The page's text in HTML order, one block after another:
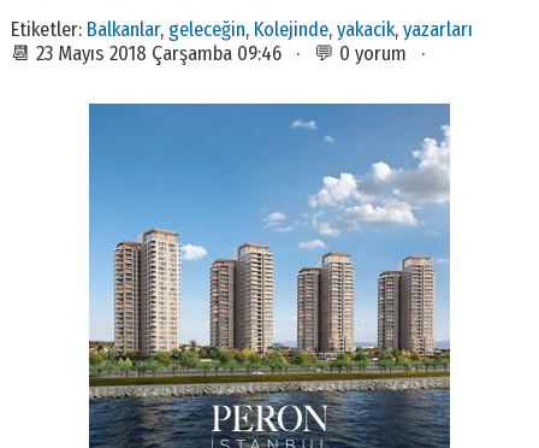
Etiketler: Balkanlar, geleceğin, Kolejinde, yakacik, yazarları
📆 23 Mayıs 2018 Çarşamba 09:46 · 💬 0 yorum ·